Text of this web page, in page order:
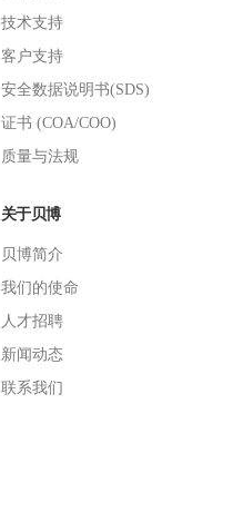
技术支持
客户支持
安全数据说明书(SDS)
证书 (COA/COO)
质量与法规
关于贝博
贝博简介
我们的使命
人才招聘
新闻动态
联系我们